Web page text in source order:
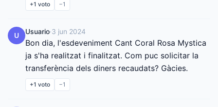
+1 voto −1
U Usuario·3 jun 2024
Bon dia, l'esdeveniment Cant Coral Rosa Mystica
ja s'ha realitzat i finalitzat. Com puc solicitar la
transferència dels diners recaudats? Gàcies.
+1 voto −1